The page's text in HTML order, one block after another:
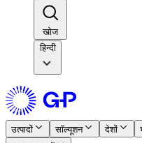
खोज​​
हिन्दी
उत्पादों​​ सॉल्यूशन​​ देशों​​